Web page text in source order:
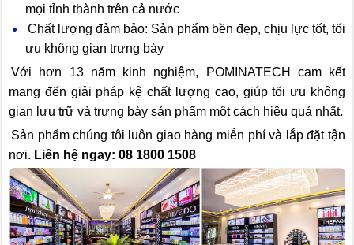
mọi tỉnh thành trên cả nước
Chất lượng đảm bảo: Sản phẩm bền đẹp, chịu lực tốt, tối
ưu không gian trưng bày
Với hơn 13 năm kinh nghiệm, POMINATECH cam kết
mang đến giải pháp kệ chất lượng cao, giúp tối ưu không
gian lưu trữ và trưng bày sản phẩm một cách hiệu quả nhất.
Sản phẩm chúng tôi luôn giao hàng miễn phí và lắp đặt tận
nơi. Liên hệ ngay: 08 1800 1508